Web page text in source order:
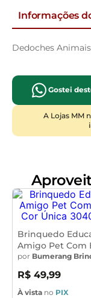
Informações
Dedoches
Gostei
A Lojas MM
Brinquedo
Amigo Pet Com
Cor Única 3040
por Bumerang
R$ 49,99
À vista no PIX